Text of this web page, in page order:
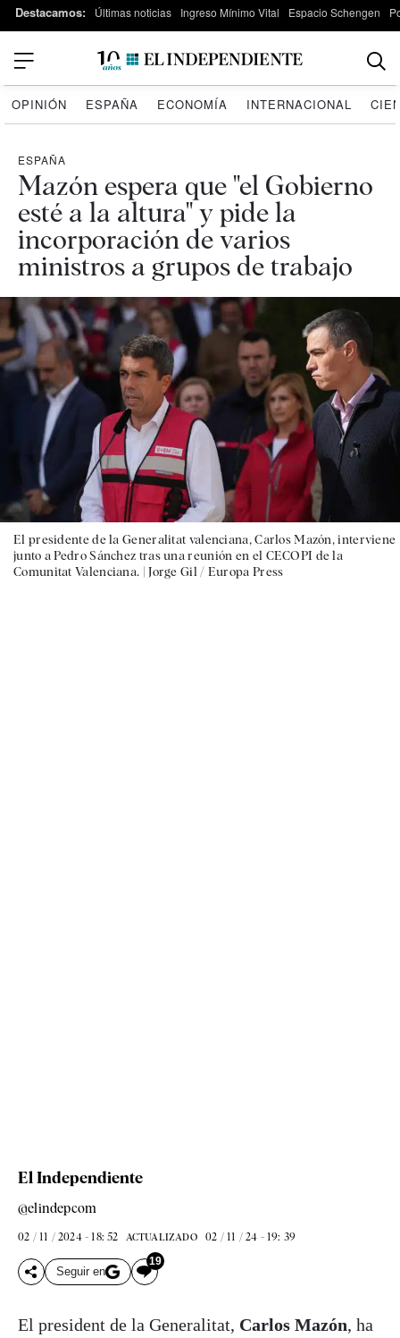
Destacamos: Últimas noticias Ingreso Mínimo Vital Espacio Schengen
OPINIÓN ESPAÑA ECONOMÍA INTERNACIONAL
ESPAÑA
Mazón espera que "el Gobierno
esté a la altura" y pide la
incorporación de varios
ministros a grupos de trabajo
El presidente de la Generalitat valenciana, Carlos Mazón, interviene
junto a Pedro Sánchez tras una reunión en el CECOPI de la
Comunitat Valenciana. |Jorge Gil / Europa Press
El Independiente
@elindepcom
02 / 11 / 2024 - 18: 52 ACTUALIZADO 02 / 11 / 24 - 19: 39
Seguir en
19
El president de la Generalitat, Carlos Mazón, ha